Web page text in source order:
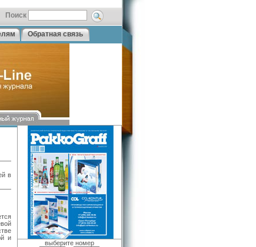
Поиск
Обратная связь
в
и
выберите номер